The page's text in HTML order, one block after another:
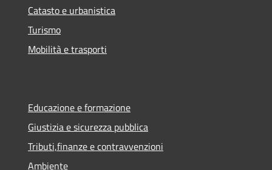
Catasto e urbanistica
Turismo
Mobilità e trasporti
Educazione e formazione
Giustizia e sicurezza pubblica
Tributi,finanze e contravvenzioni
Ambiente